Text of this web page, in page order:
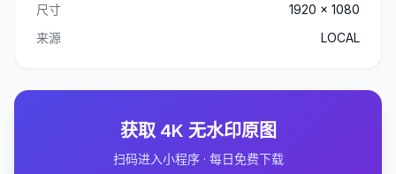
尺寸
1920 x 1080
来源
LOCAL
获取 4K 无水印原图
扫码进入小程序 · 每日免费下载